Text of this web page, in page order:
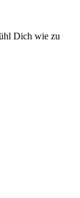
Dich wie zu